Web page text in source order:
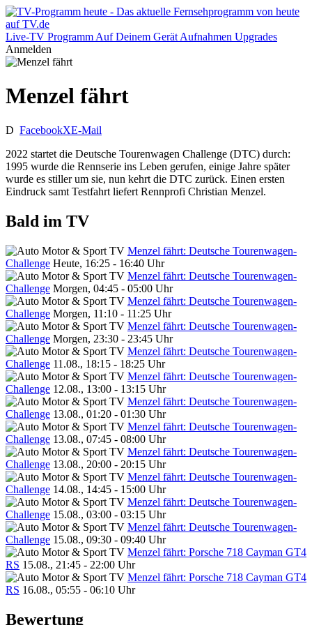
Live-TV Programm Auf Deinem Gerät Aufnahmen Upgrades
Anmelden
Menzel fährt
D FacebookXE-Mail
2022 startet die Deutsche Tourenwagen Challenge (DTC) durch:
1995 wurde die Rennserie ins Leben gerufen, einige Jahre später
wurde es stiller um sie, nun kehrt die DTC zurück. Einen ersten
Eindruck samt Testfahrt liefert Rennprofi Christian Menzel.
Bald im TV
Menzel fährt: Deutsche Tourenwagen-
Challenge Heute, 16:25 - 16:40 Uhr
Menzel fährt: Deutsche Tourenwagen-
Challenge Morgen, 04:45 - 05:00 Uhr
Menzel fährt: Deutsche Tourenwagen-
Challenge Morgen, 11:10 - 11:25 Uhr
Menzel fährt: Deutsche Tourenwagen-
Challenge Morgen, 23:30 - 23:45 Uhr
Menzel fährt: Deutsche Tourenwagen-
Challenge 11.08., 18:15 - 18:25 Uhr
Menzel fährt: Deutsche Tourenwagen-
Challenge 12.08., 13:00 - 13:15 Uhr
Menzel fährt: Deutsche Tourenwagen-
Challenge 13.08., 01:20 - 01:30 Uhr
Menzel fährt: Deutsche Tourenwagen-
Challenge 13.08., 07:45 - 08:00 Uhr
Menzel fährt: Deutsche Tourenwagen-
Challenge 13.08., 20:00 - 20:15 Uhr
Menzel fährt: Deutsche Tourenwagen-
Challenge 14.08., 14:45 - 15:00 Uhr
Menzel fährt: Deutsche Tourenwagen-
Challenge 15.08., 03:00 - 03:15 Uhr
Menzel fährt: Deutsche Tourenwagen-
Challenge 15.08., 09:30 - 09:40 Uhr
Menzel fährt: Porsche 718 Cayman GT4
RS 15.08., 21:45 - 22:00 Uhr
Menzel fährt: Porsche 718 Cayman GT4
RS 16.08., 05:55 - 06:10 Uhr
Bewertung